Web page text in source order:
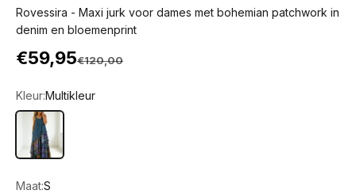
Rovessira - Maxi jurk voor dames met bohemian patchwork in
denim en bloemenprint
Aanbiedingsprijs
€59,95Normale prijs
€120,00
Kleur:Multikleur
Multikleur
Maat:S